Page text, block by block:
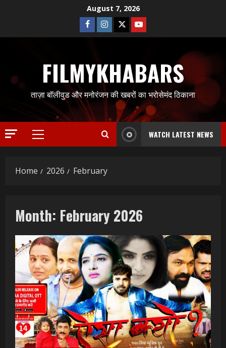
August 7, 2026
Facebook
Instagram
TwitterYoutube
FILMYKHABARS
ताज़ा बॉलीवुड और मनोरंजन की खबरों का भरोसेमंद ठिकाना
Primary
WATCH LATEST NEWS
Home 2026 February
Month: February 2026